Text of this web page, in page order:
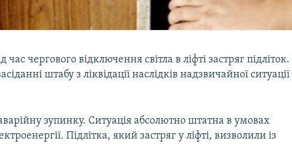
час чергового відключення світла в ліфті застряг
штабу з ліквідації наслідків надзвичайної ситуації
зупинку. Ситуація абсолютно штатна в умовах
Підлітка, який застряг у ліфті, визволили із